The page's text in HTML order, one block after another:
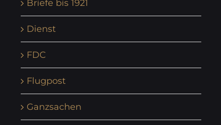
Briefe bis 1921
Dienst
FDC
Flugpost
Ganzsachen